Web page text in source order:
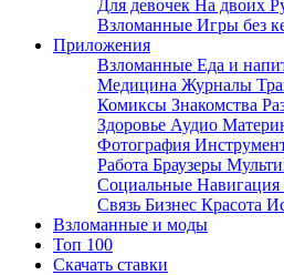
Для девочек На двоих
Взломанные Игры без
Приложения
Взломанные Еда и
Медицина Журналы
Комиксы Знакомства
Здоровье Аудио
Фотография
Работа Браузеры
Социальные Навигация
Связь Бизнес Красота
Взломанные и моды
Топ 100
Скачать ставки